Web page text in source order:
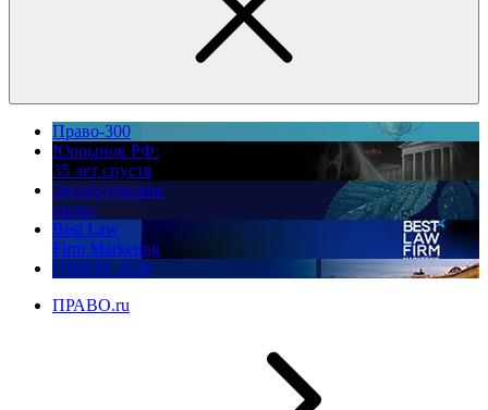
Право-300
Юррынок РФ:
35 лет спустя
Экологическое
право
Best Law
Firm Marketing
ПМЮФ 2026
ПРАВО.ru